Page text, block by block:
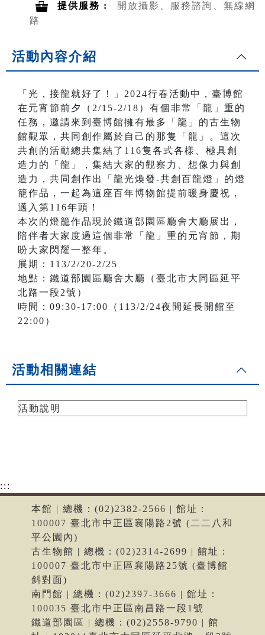
提供服務 :
開放攝影、服務諮詢、無線網
路
活動內容介紹
「光，接龍就好了！」2024行春活動中，臺博館
在元宵節前夕（2/15-2/18）有個非常「龍」重的
任務，邀請來到臺博館擁有最多「龍」的古生物
館觀眾，共同創作屬於自己的那隻「龍」。這次
共創的活動總共集結了116隻各式各樣、極具創
造力的「龍」，集結大家的觀察力、想像力與創
造力，共同創作出「龍光煥發-共創百龍燈」的燈
籠作品，一起為這座百年博物館提前暖身慶祝，
邁入第116年頭！
本次的燈籠作品現於鐵道部園區廳舍大廳展出，
陪伴者大家度過這個非常「龍」重的元宵節，期
盼大家閃耀一整年。
展期：113/2/20-2/25
地點：鐵道部園區廳舍大廳（臺北市大同區延平
北路一段2號）
時間：09:30-17:00（113/2/24夜間延長開館至
22:00）
活動相關連結
活動說明
:::
本館 | 總機：(02)2382-2566 | 館址：
100007 臺北市中正區襄陽路2號 (二二八和
平公園內)
古生物館 | 總機：(02)2314-2699 | 館址：
100007 臺北市中正區襄陽路25號 (臺博館
斜對面)
南門館 | 總機：(02)2397-3666 | 館址：
100035 臺北市中正區南昌路一段1號
鐵道部園區 | 總機：(02)2558-9790 | 館